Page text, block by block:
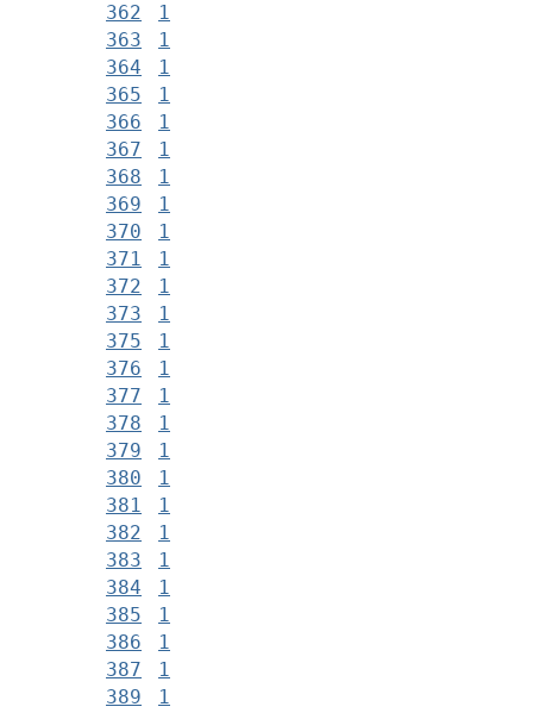
362
1
363
1
364
1
365
1
366
1
367
1
368
1
369
1
370
1
371
1
372
1
373
1
375
1
376
1
377
1
378
1
379
1
380
1
381
1
382
1
383
1
384
1
385
1
386
1
387
1
389
1